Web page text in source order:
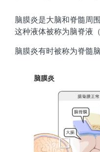
脑膜炎是大脑和脊髓周
这种液体被称为脑脊液（
脑膜炎有时被称为脊髓脑
脑膜炎